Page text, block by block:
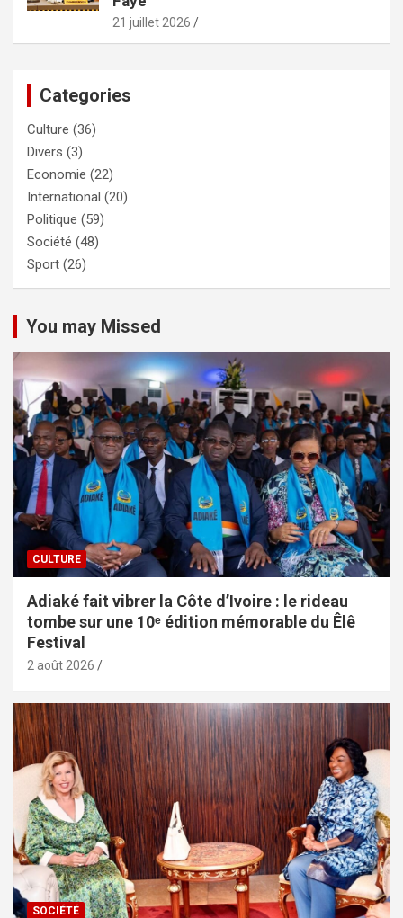
21 juillet 2026
Categories
Culture (36)
Divers (3)
Economie (22)
International (20)
Politique (59)
Société (48)
Sport (26)
You may Missed
CULTURE
Adiaké fait vibrer la Côte d’Ivoire : le rideau
tombe sur une 10ᵉ édition mémorable du Êlê
Festival
2 août 2026
SOCIÉTÉ